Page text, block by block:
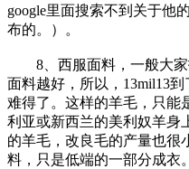
google里面搜索不到关于他
布的。）。
8、西服面料，一般大家
面料越好，所以，13mil13
难得了。这样的羊毛，只能
利亚或新西兰的美利奴羊身
的羊毛，改良毛的产量也很
料，只是低端的一部分成衣